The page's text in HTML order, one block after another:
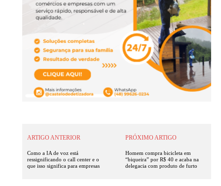
ARTIGO ANTERIOR
Como a IA de voz está
ressignificando o call center e o
que isso significa para empresas
PRÓXIMO ARTIGO
Homem compra bicicleta em
“biqueira” por R$ 40 e acaba na
delegacia com produto de furto